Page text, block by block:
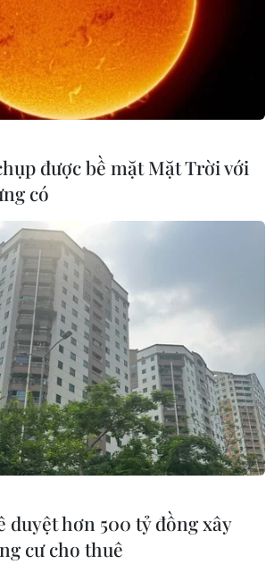
hệ hợp tác hữu nghị Việt
hữu nghị Việt Nam tổ chức gặp
chuyến thăm Việt Nam của Chủ tịch
Salvador Allende.
được bề mặt Mặt Trời với
có
duyệt hơn 500 tỷ đồng xây
cư cho thuê